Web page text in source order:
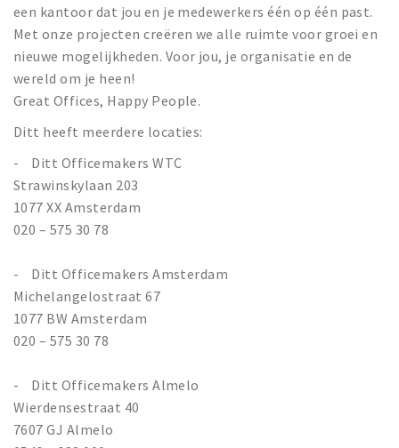
een kantoor dat jou en je medewerkers één op één past.
Met onze projecten creëren we alle ruimte voor groei en
nieuwe mogelijkheden. Voor jou, je organisatie en de
wereld om je heen!
Great Offices, Happy People.
Ditt heeft meerdere locaties:
-
Ditt Officemakers WTC
Strawinskylaan 203
1077 XX Amsterdam
020 – 575 30 78
-
Ditt Officemakers Amsterdam
Michelangelostraat 67
1077 BW Amsterdam
020 – 575 30 78
-
Ditt Officemakers Almelo
Wierdensestraat 40
7607 GJ Almelo